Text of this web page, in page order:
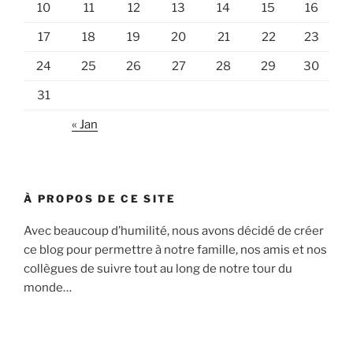
10 11 12 13 14 15 16
17 18 19 20 21 22 23
24 25 26 27 28 29 30
31
« Jan
À PROPOS DE CE SITE
Avec beaucoup d’humilité, nous avons décidé de créer
ce blog pour permettre à notre famille, nos amis et nos
collègues de suivre tout au long de notre tour du
monde…